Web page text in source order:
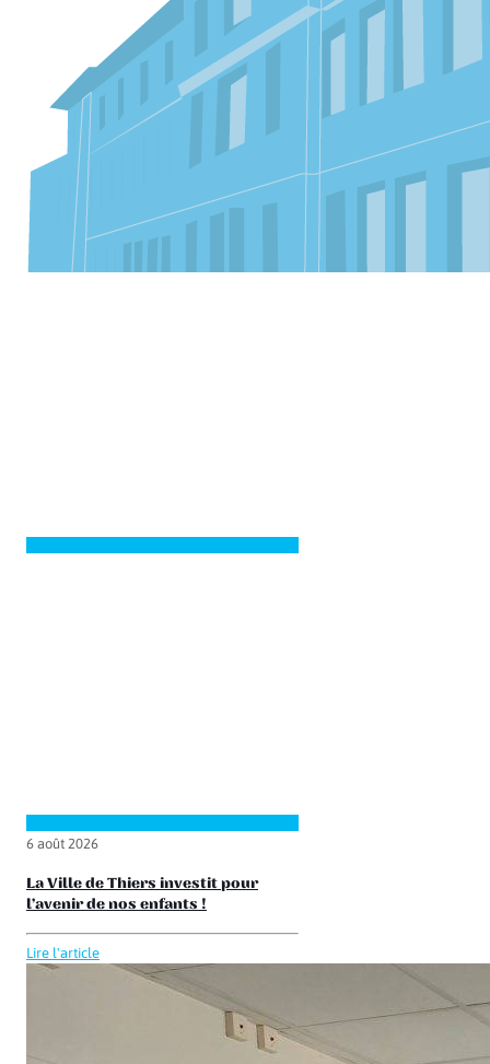
6 août 2026
La Ville de Thiers investit pour
l’avenir de nos enfants !
Lire l'article